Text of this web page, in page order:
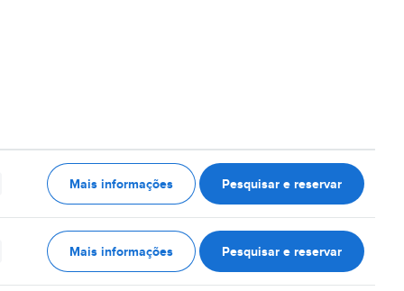
Mais informações Pesquisar e reservar
Mais informações Pesquisar e reservar